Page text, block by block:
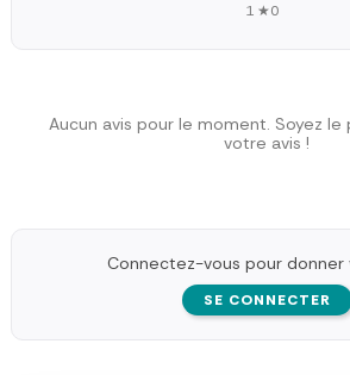
1 ★0
Aucun avis pour le moment. Soyez
votre avis !
Connectez-vous pour donner
SE CONNECTER